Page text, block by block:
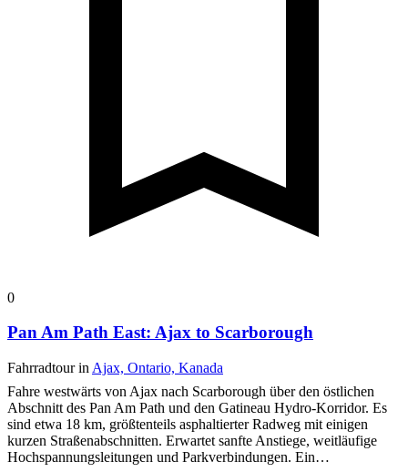
0
Pan Am Path East: Ajax to Scarborough
Fahrradtour in Ajax, Ontario, Kanada
Fahre westwärts von Ajax nach Scarborough über den östlichen
Abschnitt des Pan Am Path und den Gatineau Hydro-Korridor. Es
sind etwa 18 km, größtenteils asphaltierter Radweg mit einigen
kurzen Straßenabschnitten. Erwartet sanfte Anstiege, weitläufige
Hochspannungsleitungen und Parkverbindungen. Ein…